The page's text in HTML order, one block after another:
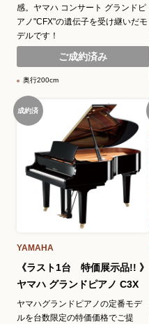
感。ヤマハ コンサート グランドピ
アノ"CFX"の遺伝子を受け継いだモ
デルです！
ご成約済み
奥行200cm
成約済
YAMAHA
《ラスト1台 特価展示品!! 》
ヤマハ グランドピアノ C3X
ヤマハグランドピアノの定番モデ
ルを台数限定の特価価格でご提